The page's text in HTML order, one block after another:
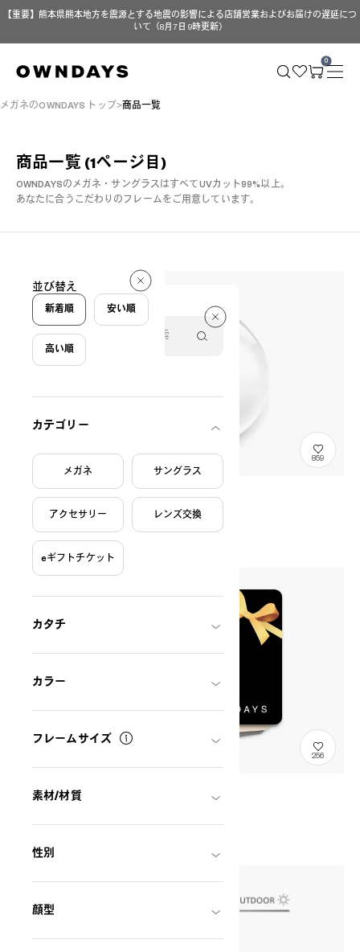
【重要】熊本県熊本地方を震源とする地震の影響による店舗営業およびお届けの遅延につ
いて（8月7日 9時更新）
0
メガネのOWNDAYS トップ 商品一覧
商品一覧(1ページ目)
OWNDAYSのメガネ・サングラスはすべてUVカット99%以上。
あなたに合うこだわりのフレームをご用意しています。
293 件
絞り込み条件
カテゴリー
メガネ サングラス
アクセサリー レンズ交換
eギフトチケット
カタチ
カラー
フレームサイズ
素材/材質
性別
顔型
並び替え
新着順 安い順
高い順
859
オンラインレンズ交換
GlassesProcessingFee
¥7,700 税込 〜
256
GIFTTICKET